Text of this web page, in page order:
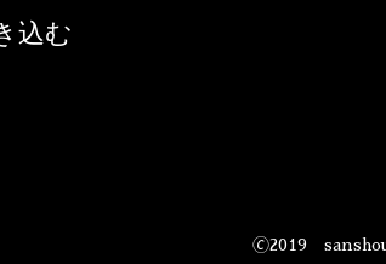
込む
🄫2019